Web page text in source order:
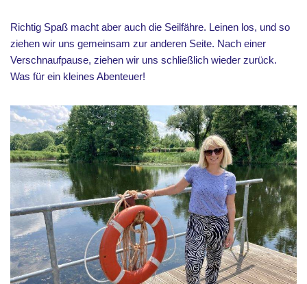
Richtig Spaß macht aber auch die Seilfähre. Leinen los, und so
ziehen wir uns gemeinsam zur anderen Seite. Nach einer
Verschnaufpause, ziehen wir uns schließlich wieder zurück.
Was für ein kleines Abenteuer!